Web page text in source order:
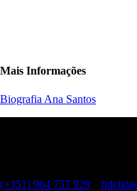
Mais Informações
Biografia Ana Santos
(+351) 964 757 929